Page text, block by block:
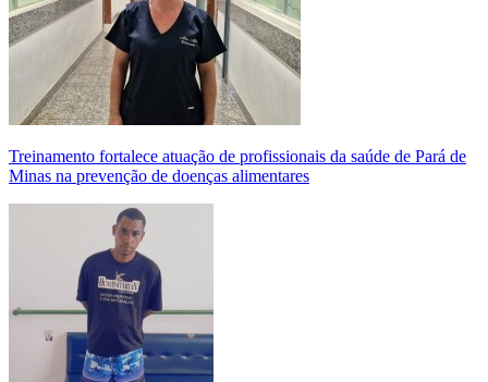
Treinamento fortalece atuação de profissionais da saúde de Pará de
Minas na prevenção de doenças alimentares